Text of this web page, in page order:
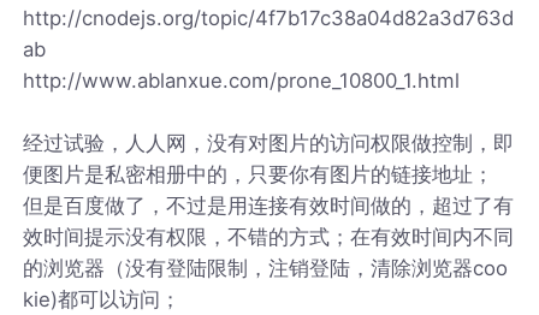
http://cnodejs.org/topic/4f7b17c38a04d82a3d763d
ab
http://www.ablanxue.com/prone_10800_1.html
经过试验，人人网，没有对图片的访问权限做控制，即
便图片是私密相册中的，只要你有图片的链接地址；
但是百度做了，不过是用连接有效时间做的，超过了有
效时间提示没有权限，不错的方式；在有效时间内不同
的浏览器（没有登陆限制，注销登陆，清除浏览器coo
kie)都可以访问；